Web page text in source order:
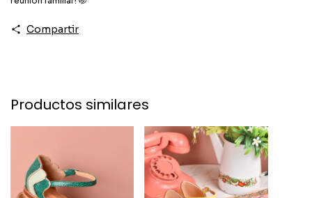
Compartir
Productos similares